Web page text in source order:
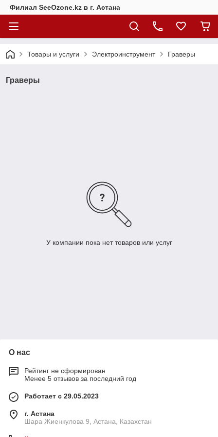
Филиал SeeOzone.kz в г. Астана
Товары и услуги Электроинструмент Граверы
Граверы
У компании пока нет товаров или услуг
О нас
Рейтинг не сформирован
Менее 5 отзывов за последний год
Работает с 29.05.2023
г. Астана
Шара Жиенкулова 9, Астана, Казахстан